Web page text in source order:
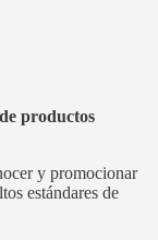
productos
y promocionar
estándares de